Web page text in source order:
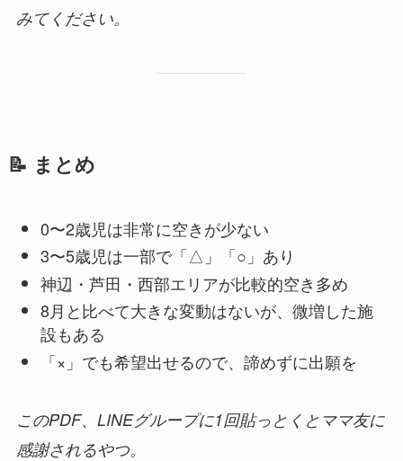
みてください。
📝 まとめ
0〜2歳児は非常に空きが少ない
3〜5歳児は一部で「△」「○」あり
神辺・芦田・西部エリアが比較的空き多め
8月と比べて大きな変動はないが、微増した施
設もある
「×」でも希望出せるので、諦めずに出願を
このPDF、LINEグループに1回貼っとくとママ友に
感謝されるやつ。